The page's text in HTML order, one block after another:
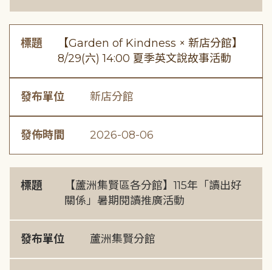
標題
【Garden of Kindness × 新店分館】
8/29(六) 14:00 夏季英文說故事活動
發布單位 新店分館
發佈時間 2026-08-06
標題
【蘆洲集賢區各分館】115年「讀出好
關係」暑期閱讀推廣活動
發布單位 蘆洲集賢分館